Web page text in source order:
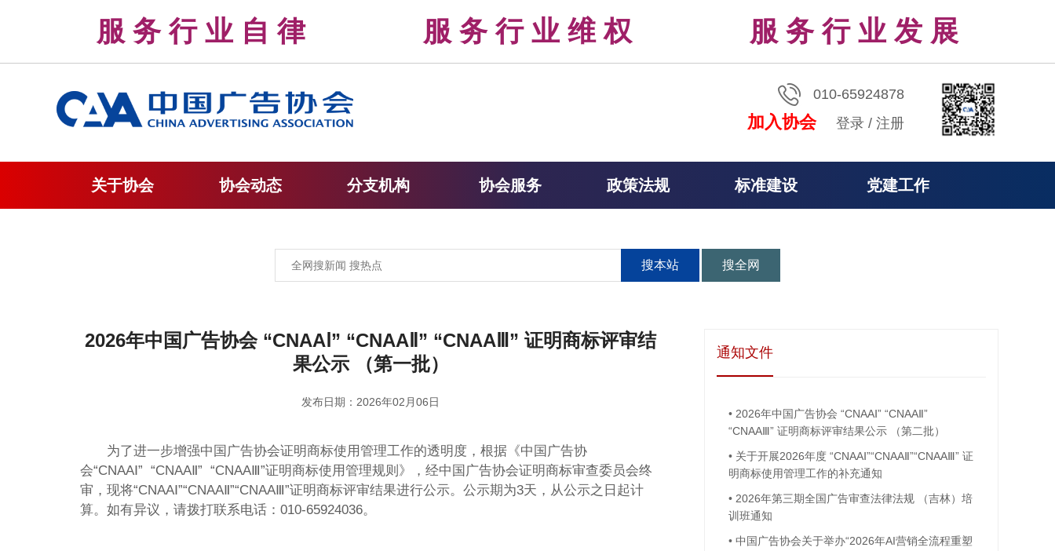
服 务 行 业 自 律 服 务 行 业 维 权 服 务 行 业 发 展
010-65924878
加入协会 登录 / 注册
关于协会 协会动态 分支机构 协会服务 政策法规 标准建设 党建工作
搜本站 搜全网
2026年中国广告协会 “CNAAⅠ” “CNAAⅡ” “CNAAⅢ” 证明商标评审结
果公示 （第一批）
发布日期：2026年02月06日
为了进一步增强中国广告协会证明商标使用管理工作的透明度，根据《中国广告协
会“CNAAⅠ” “CNAAⅡ” “CNAAⅢ”证明商标使用管理规则》，经中国广告协会证明商标审查委员会终
审，现将“CNAAⅠ”“CNAAⅡ”“CNAAⅢ”证明商标评审结果进行公示。公示期为3天，从公示之日起计
算。如有异议，请拨打联系电话：010-65924036。
通知文件
• 2026年中国广告协会 “CNAAⅠ” “CNAAⅡ”
“CNAAⅢ” 证明商标评审结果公示 （第二批）
• 关于开展2026年度 “CNAAⅠ”“CNAAⅡ”“CNAAⅢ” 证
明商标使用管理工作的补充通知
• 2026年第三期全国广告审查法律法规 （吉林）培
训班通知
• 中国广告协会关于举办“2026年AI营销全流程重塑